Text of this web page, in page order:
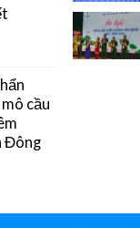
cầu
Đông